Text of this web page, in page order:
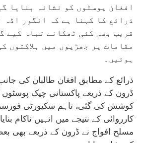
افغان پوسٹوں کو نشانہ بنایا
ذرائع کا کہنا ہے کہ انگور اڈہ
قریب بھی کئی ٹھکانے تباہ کیے
مقامات پر جھڑپوں میں ہلاکتوں
ہوئیں۔
ذرائع کے مطابق افغان طالبان کی
ڈرون کے ذریعے پاکستانی چیک پوسٹوں
کوشش کی گئی، تاہم سکیورٹی
کارروائی کے نتیجے میں انہیں ناکام
مسلح افواج نے ڈرون کے ذریعے بھی